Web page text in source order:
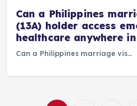
Can a Philippines
(13A) holder access
healthcare anywhere
Can a Philippines marriage vis…